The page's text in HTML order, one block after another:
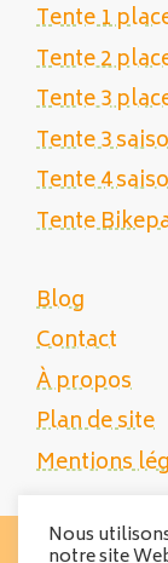
Tente 1
Tente 2
Tente 3
Tente 3
Tente 4
Tente
Blog
Contact
À propos
Plan de site
Mentions
Copyright
Nous